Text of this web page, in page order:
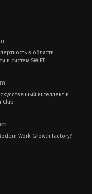
в области
и систем SWIFT
интеллект и
Club
Work Growth Factory?